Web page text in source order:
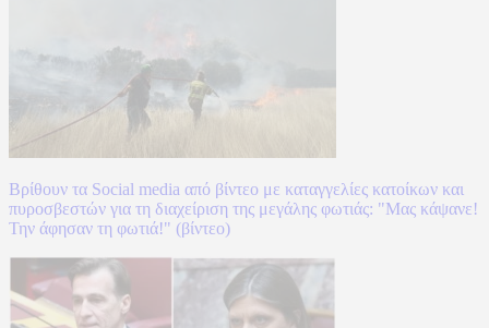
Βρίθουν τα Social media από βίντεο με καταγγελίες κατοίκων και
πυροσβεστών για τη διαχείριση της μεγάλης φωτιάς: "Μας κάψανε!
Την άφησαν τη φωτιά!" (βίντεο)